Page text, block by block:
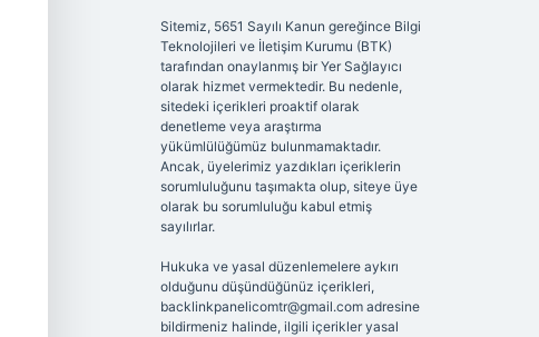
Sitemiz, 5651 Sayılı Kanun gereğince Bilgi
Teknolojileri ve İletişim Kurumu (BTK)
tarafından onaylanmış bir Yer Sağlayıcı
olarak hizmet vermektedir. Bu nedenle,
sitedeki içerikleri proaktif olarak
denetleme veya araştırma
yükümlülüğümüz bulunmamaktadır.
Ancak, üyelerimiz yazdıkları içeriklerin
sorumluluğunu taşımakta olup, siteye üye
olarak bu sorumluluğu kabul etmiş
sayılırlar.
Hukuka ve yasal düzenlemelere aykırı
olduğunu düşündüğünüz içerikleri,
backlinkpanelicomtr@gmail.comadresine
bildirmeniz halinde, ilgili içerikler yasal